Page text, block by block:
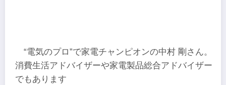
“電気のプロ”で家電チャンピオンの中村 剛さん。
消費生活アドバイザーや家電製品総合アドバイザー
でもあります